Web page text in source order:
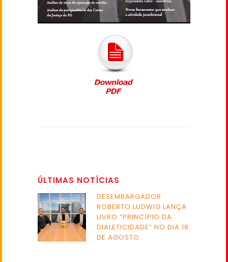
ÚLTIMAS NOTÍCIAS
DESEMBARGADOR
ROBERTO LUDWIG LANÇA
LIVRO “PRINCÍPIO DA
DIALETICIDADE” NO DIA 18
DE AGOSTO